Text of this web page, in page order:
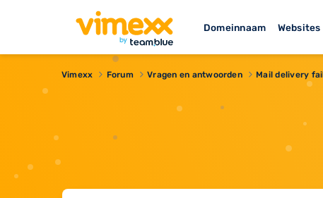
Domeinnaam Websites
Vimexx Forum Vragen en antwoorden Mail delivery